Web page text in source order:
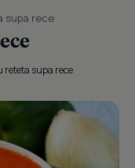
supa rece
reteta supa rece